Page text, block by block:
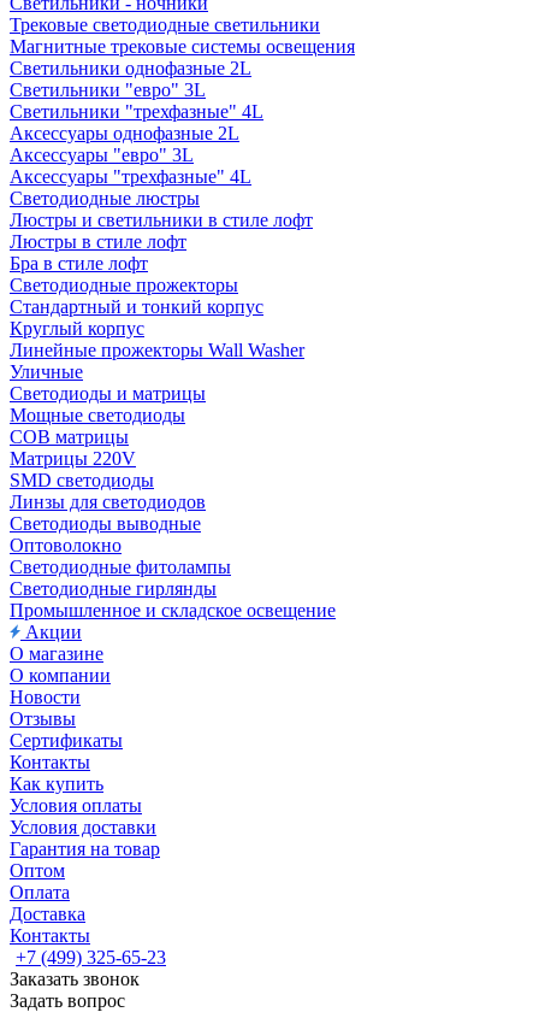
Трековые светодиодные светильники
Магнитные трековые системы освещения
Светильники однофазные 2L
Светильники "евро" 3L
Светильники "трехфазные" 4L
Аксессуары однофазные 2L
Аксессуары "евро" 3L
Аксессуары "трехфазные" 4L
Светодиодные люстры
Люстры и светильники в стиле лофт
Люстры в стиле лофт
Бра в стиле лофт
Светодиодные прожекторы
Стандартный и тонкий корпус
Круглый корпус
Линейные прожекторы Wall Washer
Уличные
Светодиоды и матрицы
Мощные светодиоды
COB матрицы
Матрицы 220V
SMD светодиоды
Линзы для светодиодов
Светодиоды выводные
Оптоволокно
Светодиодные фитолампы
Светодиодные гирлянды
Промышленное и складское освещение
Акции
О магазине
О компании
Новости
Отзывы
Сертификаты
Контакты
Как купить
Условия оплаты
Условия доставки
Гарантия на товар
Оптом
Оплата
Доставка
Контакты
+7 (499) 325-65-23
Заказать звонок
Задать вопрос